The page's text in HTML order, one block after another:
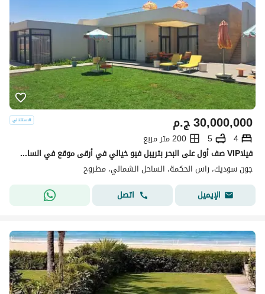
ج.م30,000,000
4
5
200 متر مربع
فيلاVIP صف أول على البحر بتريبل فيو خيالي في أرقى موقع في الساحل الشمالي – تشطيب فاخر وتقسيط على أطول فترة ممكنة بدون فوائد-ogami-swan lake--giaia
جون سوديك، راس الحكمة، الساحل الشمالي، مطروح
الإيميل
اتصل